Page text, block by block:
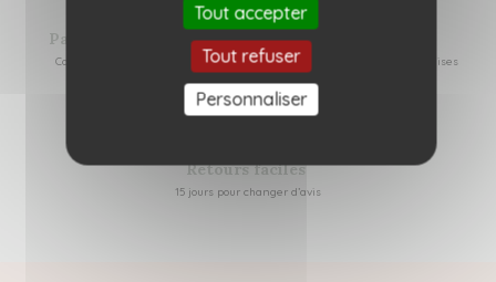
Tout accepter
Tout refuser
Personnaliser
Paiement sécurisé
Carte bancaire, Apple pay
Retrait gratuit
Dans nos 2 boutiques nantaises
Retours faciles
15 jours pour changer d’avis